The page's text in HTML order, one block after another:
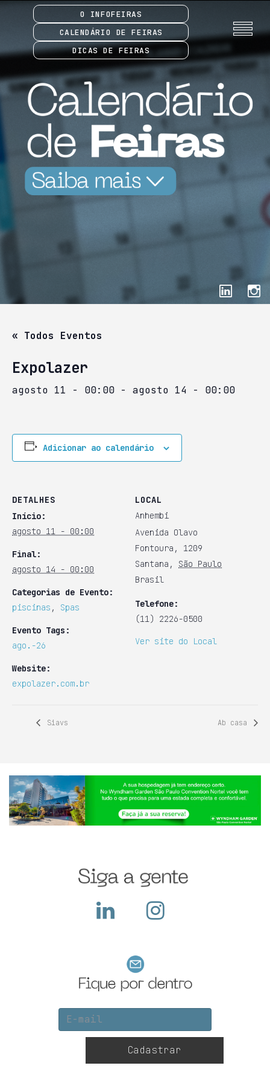
O INFOFEIRAS
CALENDÁRIO DE FEIRAS
DICAS DE FEIRAS
« Todos Eventos
Expolazer
agosto 11 - 00:00 - agosto 14 - 00:00
Adicionar ao calendário
DETALHES
Início:
agosto 11 - 00:00
Final:
agosto 14 - 00:00
Categorias de Evento:
piscinas , Spas
Evento Tags:
ago.-26
Website:
expolazer.com.br
LOCAL
Anhembi
Avenida Olavo
Fontoura, 1209
Santana ,
São Paulo
Brasil
Telefone:
(11) 2226-0500
Ver site do Local
Siavs Ab casa